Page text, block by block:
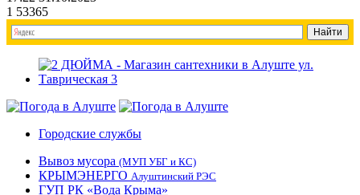
1 53365
Городские службы
Вывоз мусора (МУП УБГ и КС)
КРЫМЭНЕРГО Алуштинский РЭС
ГУП РК «Вода Крыма»